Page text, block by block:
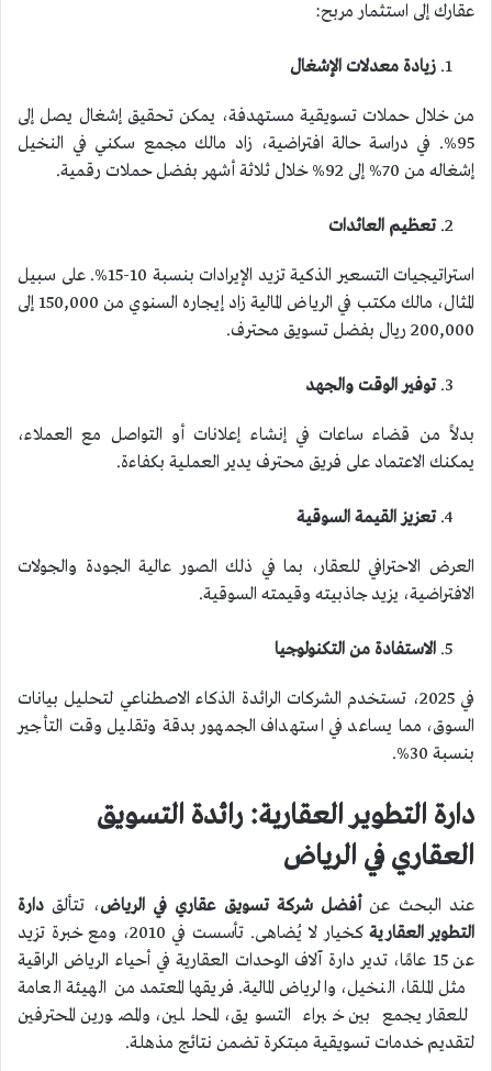
عقارك إلى استثمار مربح:
زيادة معدلات الإشغال
من خلال حملات تسويقية مستهدفة، يمكن تحقيق إشغال يصل إلى
95%. في دراسة حالة افتراضية، زاد مالك مجمع سكني في النخيل
إشغاله من 70% إلى 92% خلال ثلاثة أشهر بفضل حملات رقمية.
تعظيم العائدات
استراتيجيات التسعير الذكية تزيد الإيرادات بنسبة 10-15%. على سبيل
المثال، مالك مكتب في الرياض المالية زاد إيجاره السنوي من 150,000 إلى
200,000 ريال بفضل تسويق محترف.
توفير الوقت والجهد
بدلاً من قضاء ساعات في إنشاء إعلانات أو التواصل مع العملاء،
يمكنك الاعتماد على فريق محترف يدير العملية بكفاءة.
تعزيز القيمة السوقية
العرض الاحترافي للعقار، بما في ذلك الصور عالية الجودة والجولات
الافتراضية، يزيد جاذبيته وقيمته السوقية.
الاستفادة من التكنولوجيا
في 2025، تستخدم الشركات الرائدة الذكاء الاصطناعي لتحليل بيانات
السوق، مما يساعد في استهداف الجمهور بدقة وتقليل وقت التأجير
بنسبة 30%.
دارة التطوير العقارية: رائدة التسويق
العقاري في الرياض
عند البحث عن أفضل شركة تسويق عقاري في الرياض، تتألق دارة
التطوير العقارية
كخيار لا يُضاهى. تأسست في 2010، ومع خبرة تزيد
عن 15 عامًا، تدير دارة آلاف الوحدات العقارية في أحياء الرياض الراقية
مثل الملقا، النخيل، والرياض المالية. فريقها المعتمد من الهيئة العامة
للعقار يجمع بين خبراء التسويق، المحللين، والمصورين المحترفين
لتقديم خدمات تسويقية مبتكرة تضمن نتائج مذهلة.